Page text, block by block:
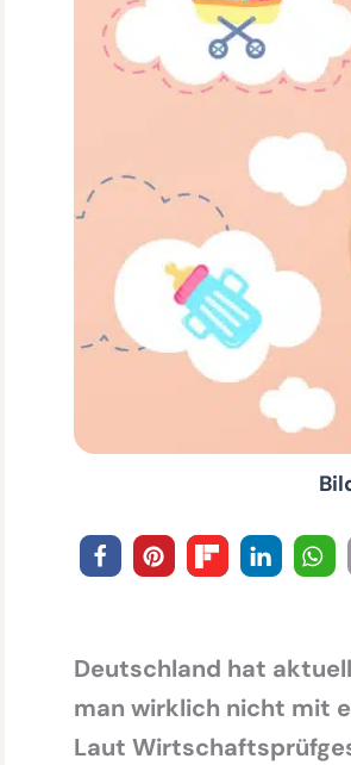
Deutschland hat
man wirklich nicht mit
Laut